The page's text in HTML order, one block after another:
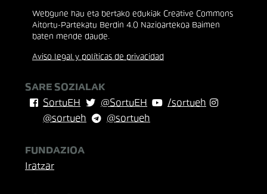
Webgune hau eta bertako edukiak Creative Commons
Aitortu-Partekatu Berdin 4.0 Nazioartekoa Baimen
baten mende daude.
Aviso legal y políticas de privacidad
SARE SOZIALAK
SortuEH
@SortuEH
/sortueh
@sortueh
@sortueh
FUNDAZIOA
Iratzar